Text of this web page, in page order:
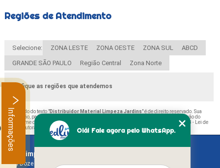
Regiões de Atendimento
Selecione: ZONA LESTE ZONA OESTE ZONA SUL ABCD
GRANDE SÃO PAULO Região Central Zona Norte
Verifique as regiões que atendemos
O conteúdo do texto "Distribuidor Material Limpeza Jardins" é de direito reservado. Sua
reprodução, parcial ou total, mesmo citando nossos links, é proibida sem a autorização do
autor. Crime de violação de direito autoral – artigo 184 do Código Penal –
Lei 9610/98 - Lei de
direitos autorais
MedLimp - Produtos de Limpeza
Rua Doze de Outubro, 450 - Canhema
Empresa
Olá! Fale agora pelo WhatsApp.
Informações